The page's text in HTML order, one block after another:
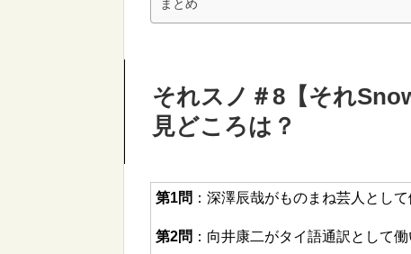
まとめ
それスノ＃8【それ
見どころは？
第1問 ：深澤辰哉がものまね芸人とし
第2問 ：向井康二がタイ語通訳として